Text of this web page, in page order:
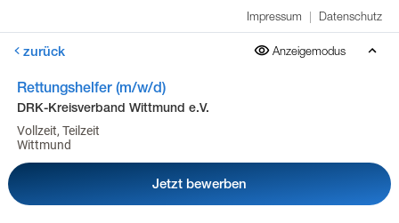
Impressum | Datenschutz
zurück Anzeigemodus
Rettungshelfer (m/w/d)
DRK-Kreisverband Wittmund e.V.
Vollzeit, Teilzeit
Wittmund
Jetzt bewerben